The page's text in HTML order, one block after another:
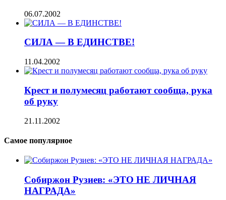
06.07.2002
СИЛА — В ЕДИНСТВЕ!
11.04.2002
Крест и полумесяц работают сообща, рука
об руку
21.11.2002
Самое популярное
Собиржон Рузиев: «ЭТО НЕ ЛИЧНАЯ
НАГРАДА»